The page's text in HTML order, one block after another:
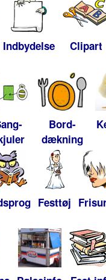
Indbydelse Clipart
Bord-
dækning
Festtøj